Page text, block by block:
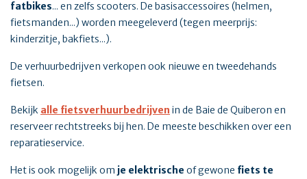
fatbikes... en zelfs scooters. De basisaccessoires (helmen,
fietsmanden...) worden meegeleverd (tegen meerprijs:
kinderzitje, bakfiets...).
De verhuurbedrijven verkopen ook nieuwe en tweedehands
fietsen.
Bekijk alle fietsverhuurbedrijven in de Baie de Quiberon en
reserveer rechtstreeks bij hen. De meeste beschikken over een
reparatieservice.
Het is ook mogelijk om je elektrische of gewone fiets te